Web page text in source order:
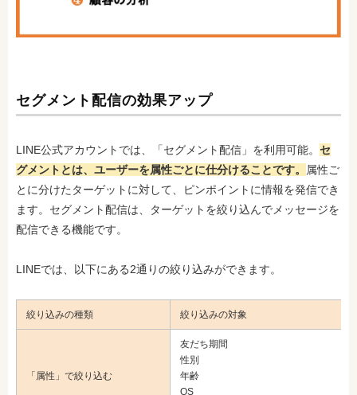
セグメント配信の効果アップ
LINE公式アカウントでは、「セグメント配信」を利用可能。 セ
グメントとは、ユーザーを属性ごとに仕分けることです。
属性ご
とに分けたターゲットに対して、ピンポイントに情報を発信でき
ます。セグメント配信は、ターゲットを絞り込んでメッセージを
配信できる機能です。
LINEでは、以下にある2通りの絞り込みができます。
絞り込みの種類 絞り込みの対象
「属性」で絞り込む
友だち期間
性別
年齢
OS